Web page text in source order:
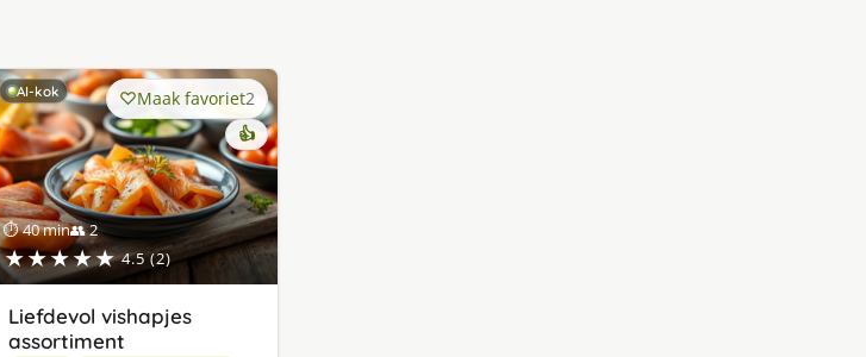
AI-kok
⏱ 40 min👥 2
★★★★★ 4.5 (2)
Maak favoriet2
👍
Liefdevol vishapjes
assortiment